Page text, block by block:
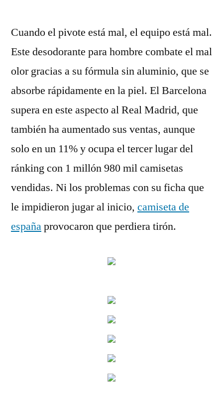
Cuando el pivote está mal, el equipo está mal.
Este desodorante para hombre combate el mal
olor gracias a su fórmula sin aluminio, que se
absorbe rápidamente en la piel. El Barcelona
supera en este aspecto al Real Madrid, que
también ha aumentado sus ventas, aunque
solo en un 11% y ocupa el tercer lugar del
ránking con 1 millón 980 mil camisetas
vendidas. Ni los problemas con su ficha que
le impidieron jugar al inicio, camiseta de
españaprovocaron que perdiera tirón.